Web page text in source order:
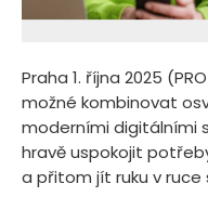
Praha 1. října 2025
možné kombinovat
moderními digitálními
hravě uspokojit
a přitom jít ruku v ruce